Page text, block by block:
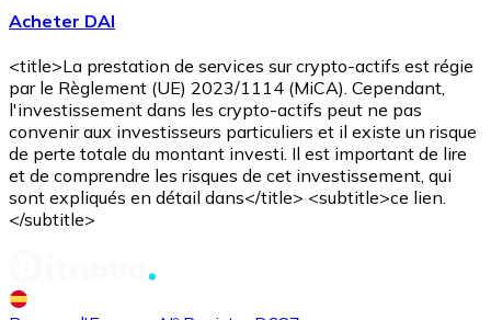
AVAX
Shiba Inuavec virement bancaire
SHIB
Acheter DAI
<title>La prestation de services sur crypto-actifs est régie
par le Règlement (UE) 2023/1114 (MiCA). Cependant,
l'investissement dans les crypto-actifs peut ne pas
convenir aux investisseurs particuliers et il existe un risque
de perte totale du montant investi. Il est important de lire
et de comprendre les risques de cet investissement, qui
sont expliqués en détail dans</title> <subtitle>ce lien.
</subtitle>